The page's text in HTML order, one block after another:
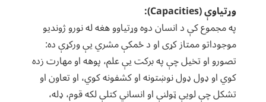
وړتیاوې (Capacities):
په مجموع کې د انسان دوه وړتیاوو هغه له نورو ژوندیو
موجوداتو ممتاز کړی او د ځمکې مشري یې ورکړې ده:
تصورو او تخیل چې په برکت یې علم، پوهه او مهارت زده
کوي او ډول ډول نوښتونه او کشفونه کوي، او تعاون او
تشکل چې لویې ټولنې او انساني کتلې لکه قوم، ډله،